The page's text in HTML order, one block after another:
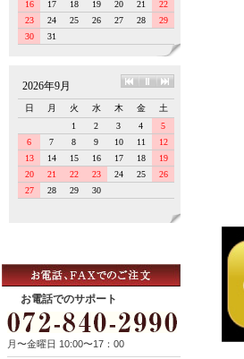
お電話でのサポート
月〜金曜日 10:00〜17：00